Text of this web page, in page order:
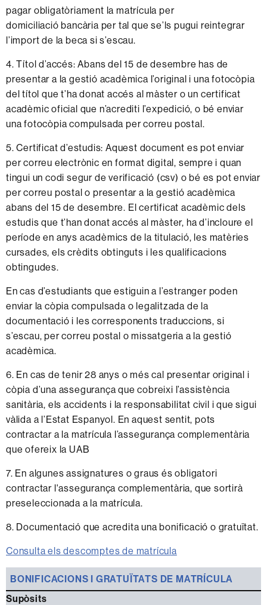
pagar obligatòriament la matrícula per
domiciliació bancària per tal que se’ls pugui reintegrar
l’import de la beca si s’escau.
4. Títol d’accés: Abans del 15 de desembre has de
presentar a la gestió acadèmica l’original i una fotocòpia
del títol que t’ha donat accés al màster o un certificat
acadèmic oficial que n’acrediti l’expedició, o bé enviar
una fotocòpia compulsada per correu postal.
5. Certificat d’estudis: Aquest document es pot enviar
per correu electrònic en format digital, sempre i quan
tingui un codi segur de verificació (csv) o bé es pot enviar
per correu postal o presentar a la gestió acadèmica
abans del 15 de desembre. El certificat acadèmic dels
estudis que t’han donat accés al màster, ha d’incloure el
període en anys acadèmics de la titulació, les matèries
cursades, els crèdits obtinguts i les qualificacions
obtingudes.
En cas d’estudiants que estiguin a l’estranger poden
enviar la còpia compulsada o legalitzada de la
documentació i les corresponents traduccions, si
s’escau, per correu postal o missatgeria a la gestió
acadèmica.
6. En cas de tenir 28 anys o més cal presentar original i
còpia d’una assegurança que cobreixi l’assistència
sanitària, els accidents i la responsabilitat civil i que sigui
vàlida a l’Estat Espanyol. En aquest sentit, pots
contractar a la matrícula l’assegurança complementària
que ofereix la UAB
7. En algunes assignatures o graus és obligatori
contractar l'assegurança complementària, que sortirà
preseleccionada a la matrícula.
8. Documentació que acredita una bonificació o gratuïtat.
Consulta els descomptes de matrícula
BONIFICACIONS I GRATUÏTATS DE MATRÍCULA
Supòsits